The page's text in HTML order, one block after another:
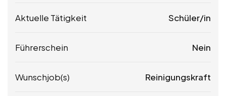
Aktuelle Tätigkeit Schüler/in
Führerschein Nein
Wunschjob(s) Reinigungskraft